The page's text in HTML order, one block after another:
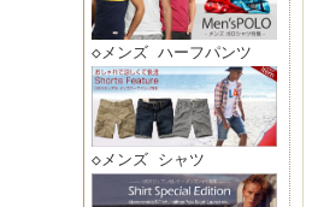
◇メンズ ハーフパンツ
◇メンズ シャツ